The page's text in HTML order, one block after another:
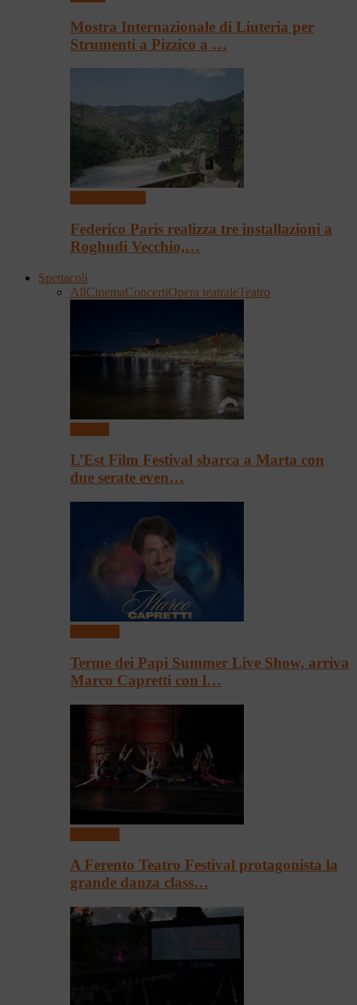
Mostra Internazionale di Liuteria per
Strumenti a Pizzico a …
Federico Paris realizza tre installazioni a
Roghudi Vecchio,…
Spettacoli
AllCinemaConcertiOpera teatraleTeatro
L’Est Film Festival sbarca a Marta con
due serate even…
Terme dei Papi Summer Live Show, arriva
Marco Capretti con l…
A Ferento Teatro Festival protagonista la
grande danza class…